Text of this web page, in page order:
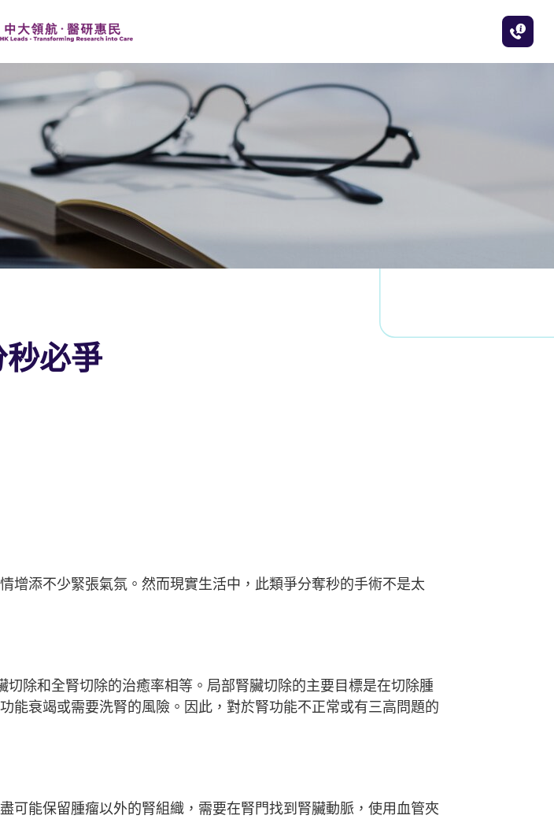
必爭
增添不少緊張氣氛。然而現實生活中，此類爭分奪秒的手術不是太
除和全腎切除的治癒率相等。局部腎臟切除的主要目標是在切除腫
能衰竭或需要洗腎的風險。因此，對於腎功能不正常或有三高問題的
可能保留腫瘤以外的腎組織，需要在腎門找到腎臟動脈，使用血管夾